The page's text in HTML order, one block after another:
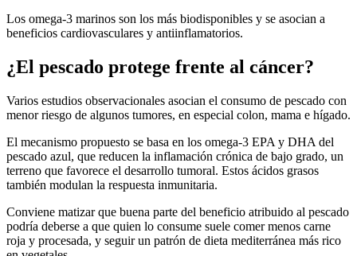
Los omega-3 marinos son los más biodisponibles y se asocian a
beneficios cardiovasculares y antiinflamatorios.
¿El pescado protege frente al cáncer?
Varios estudios observacionales asocian el consumo de pescado con
menor riesgo de algunos tumores, en especial colon, mama e hígado.
El mecanismo propuesto se basa en los omega-3 EPA y DHA del
pescado azul, que reducen la inflamación crónica de bajo grado, un
terreno que favorece el desarrollo tumoral. Estos ácidos grasos
también modulan la respuesta inmunitaria.
Conviene matizar que buena parte del beneficio atribuido al pescado
podría deberse a que quien lo consume suele comer menos carne
roja y procesada, y seguir un patrón de dieta mediterránea más rico